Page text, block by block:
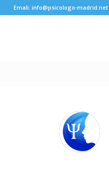
Emali: info@psicologo-madrid.net